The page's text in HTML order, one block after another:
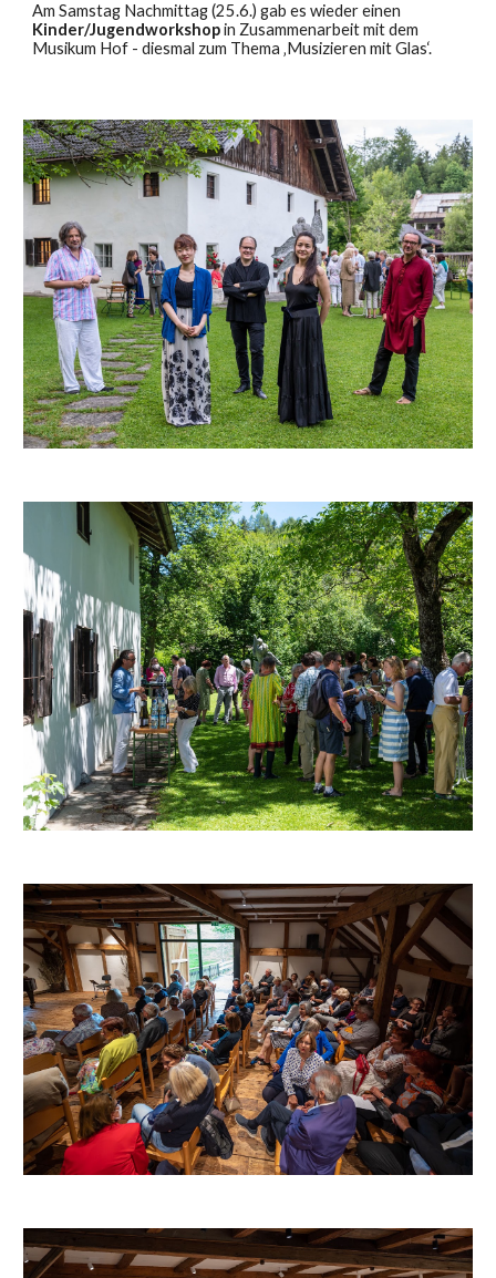
Am Samstag Nachmittag (25.6.)gab es wieder einen
Kinder/Jugendworkshop in Zusammenarbeit mit dem
Musikum Hof - diesmal zum Thema ‚Musizieren mit Glas‘.